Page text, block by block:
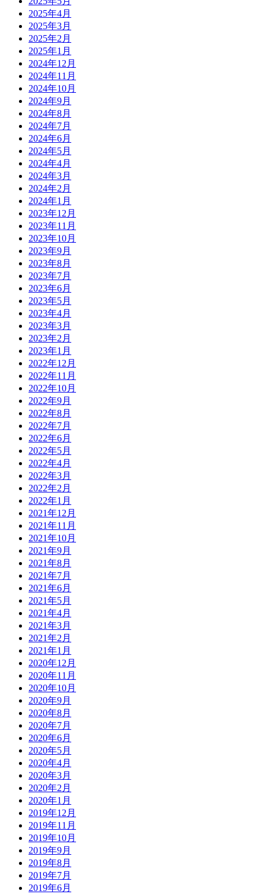
2025年4月
2025年3月
2025年2月
2025年1月
2024年12月
2024年11月
2024年10月
2024年9月
2024年8月
2024年7月
2024年6月
2024年5月
2024年4月
2024年3月
2024年2月
2024年1月
2023年12月
2023年11月
2023年10月
2023年9月
2023年8月
2023年7月
2023年6月
2023年5月
2023年4月
2023年3月
2023年2月
2023年1月
2022年12月
2022年11月
2022年10月
2022年9月
2022年8月
2022年7月
2022年6月
2022年5月
2022年4月
2022年3月
2022年2月
2022年1月
2021年12月
2021年11月
2021年10月
2021年9月
2021年8月
2021年7月
2021年6月
2021年5月
2021年4月
2021年3月
2021年2月
2021年1月
2020年12月
2020年11月
2020年10月
2020年9月
2020年8月
2020年7月
2020年6月
2020年5月
2020年4月
2020年3月
2020年2月
2020年1月
2019年12月
2019年11月
2019年10月
2019年9月
2019年8月
2019年7月
2019年6月